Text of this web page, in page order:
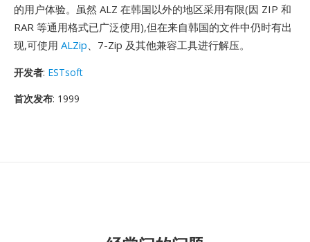
的用户体验。虽然 ALZ 在韩国以外的地区采用有限(因 ZIP 和
RAR 等通用格式已广泛使用),但在来自韩国的文件中仍时有出
现,可使用 ALZip、7-Zip 及其他兼容工具进行解压。
开发者: ESTsoft
首次发布: 1999